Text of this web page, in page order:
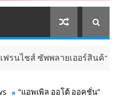
ายเออร์สินค้า เติมรายได้ช่
“แอพเพิล ออโต้ ออคชั่น”